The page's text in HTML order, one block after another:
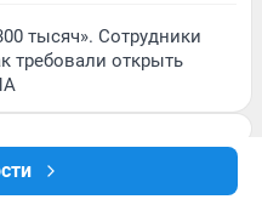
тысяч». Сотрудники
требовали открыть